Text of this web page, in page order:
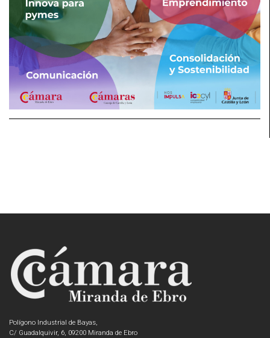
Polígono Industrial de Bayas,
C/ Guadalquivir, 6, 09200 Miranda de Ebro